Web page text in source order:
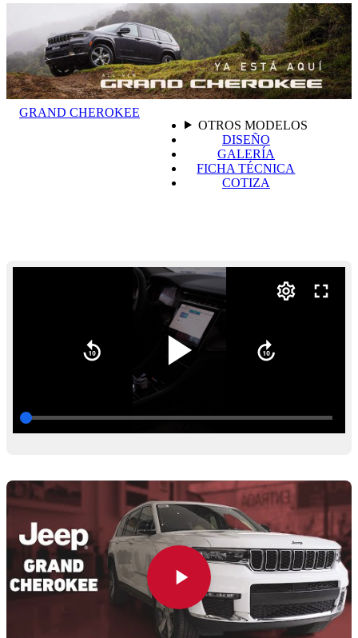
GRAND CHEROKEE
OTROS MODELOS
DISEÑO
GALERÍA
FICHA TÉCNICA
COTIZA